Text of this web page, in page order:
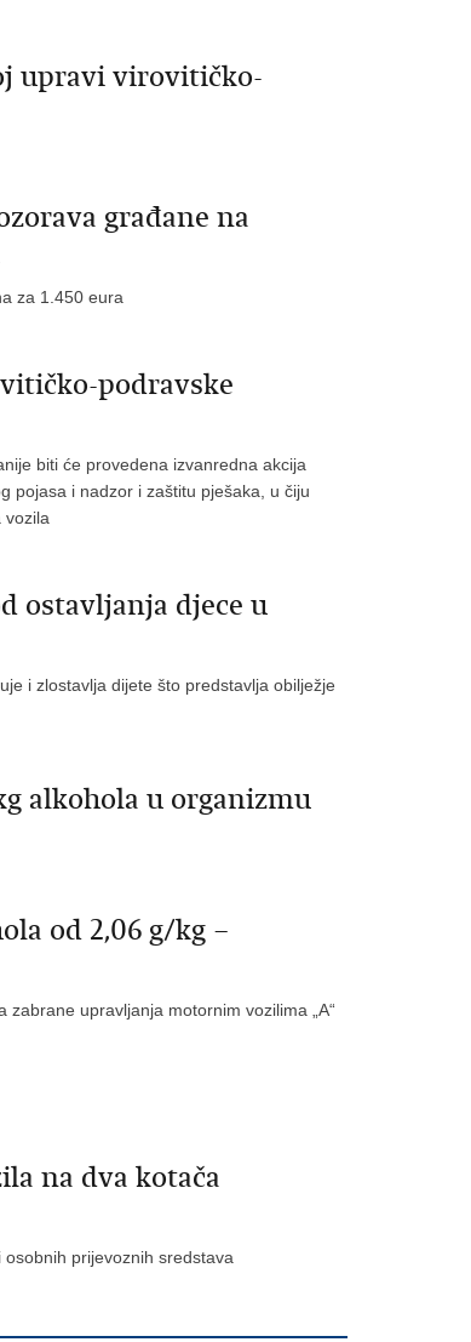
upravi virovitičko-
građane na
za 1.450 eura
podravske
biti će provedena izvanredna akcija
pojasa i nadzor i zaštitu pješaka, u čiju
vozila
ostavljanja djece u
i zlostavlja dijete što predstavlja obilježje
alkohola u organizmu
od 2,06 g/kg –
upravljanja motornim vozilima „A“
na dva kotača
prijevoznih sredstava